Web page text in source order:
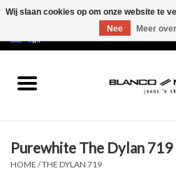
SALE 50%
Purewhite The Dylan 719
HOME /THE DYLAN 719
Wij slaan cookies op om onze website te
Nee
Meer